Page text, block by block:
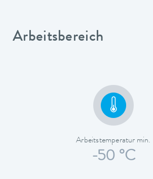
Arbeitsbereich
Arbeitstemperatur min.
-50 °C